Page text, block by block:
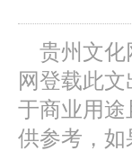
贵州文化
网登载此
于商业用
供参考，